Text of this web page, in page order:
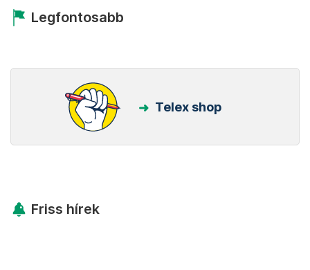
Legfontosabb
Telex shop
Friss hírek